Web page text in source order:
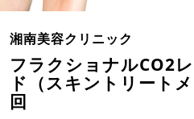
湘南美容クリニック
フラクショナルCO2
ド（スキントリート
回